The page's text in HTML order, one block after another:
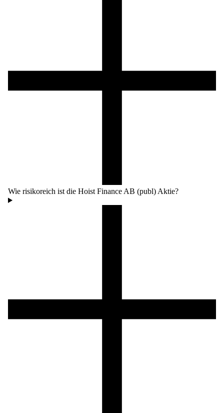
Wie risikoreich ist die Hoist Finance AB (publ) Aktie?